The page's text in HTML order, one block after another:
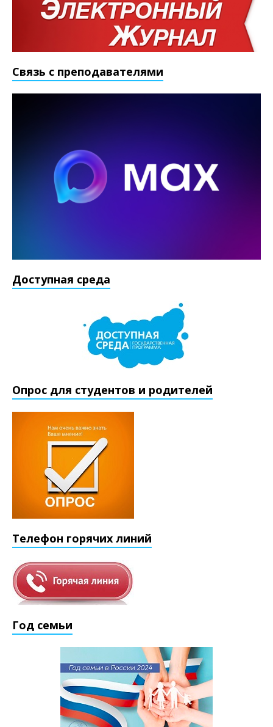
Связь с преподавателями
Доступная среда
Опрос для студентов и родителей
Телефон горячих линий
Год семьи